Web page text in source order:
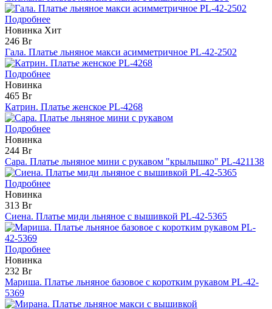
Подробнее
Новинка Хит
246 Br
Гала. Платье льняное макси асимметричное PL-42-2502
Подробнее
Новинка
465 Br
Катрин. Платье женское PL-4268
Подробнее
Новинка
244 Br
Сара. Платье льняное мини с рукавом "крылышко" PL-421138
Подробнее
Новинка
313 Br
Сиена. Платье миди льняное с вышивкой PL-42-5365
Подробнее
Новинка
232 Br
Мариша. Платье льняное базовое с коротким рукавом PL-42-
5369